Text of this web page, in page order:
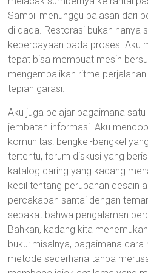
Sambil menunggu balasan dari
di dada. Restorasi bukan hanya
kepercayaan pada proses. Aku
tepat bisa membuat mesin
mengembalikan ritme
tepian garasi.
Aku juga belajar bagaimana
jembatan informasi. Aku
komunitas: bengkel-bengkel
tertentu, forum diskusi yang
katalog daring yang kadang
kecil tentang perubahan desain
percakapan santai dengan
sepakat bahwa pengalaman
Bahkan, kadang kita
buku: misalnya, bagaimana
metode sederhana tanpa